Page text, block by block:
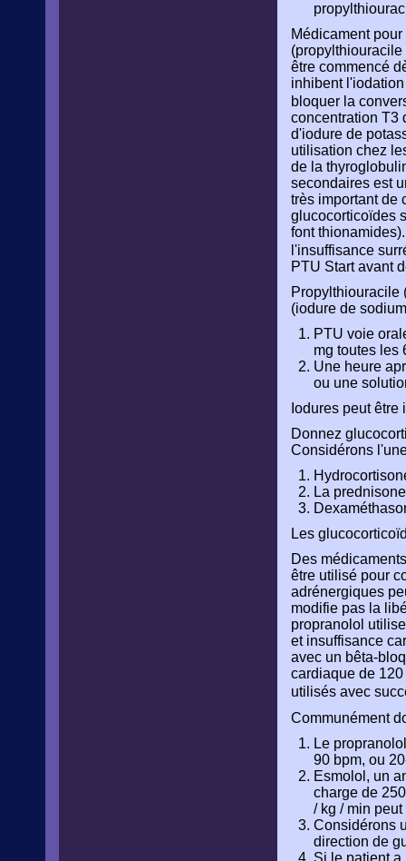
Médicament
être commencé
inhibent
bloquer la
concentration T3
d'iodure de
utilisation chez
de la
secondaires est
très important de
glucocorticoïdes
font
l'insuffisance
PTU Start avant
Propylthiouracile
(iodure de
PTU voie
mg toutes les
Une heure
ou une
Iodures peut
Donnez
Considérons
La
Les
Des
être utilisé pour
adrénergiques
modifie pas la
propranolol
et insuffisance
avec un bêta-
cardiaque de
utilisés avec
Communément
Le
90 bpm, ou
Esmolol, un
charge de
/ kg / min
Considérons
direction de
Si le patient a